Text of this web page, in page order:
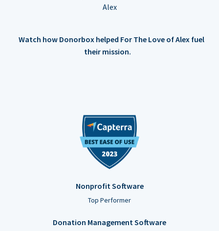
Alex
Watch how Donorbox helped For The Love of Alex fuel
their mission.
Nonprofit Software
Top Performer
Donation Management Software